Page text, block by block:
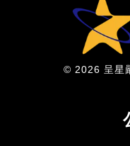
© 2026 呈星